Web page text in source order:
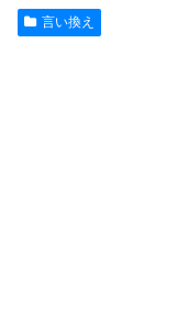
言い換え